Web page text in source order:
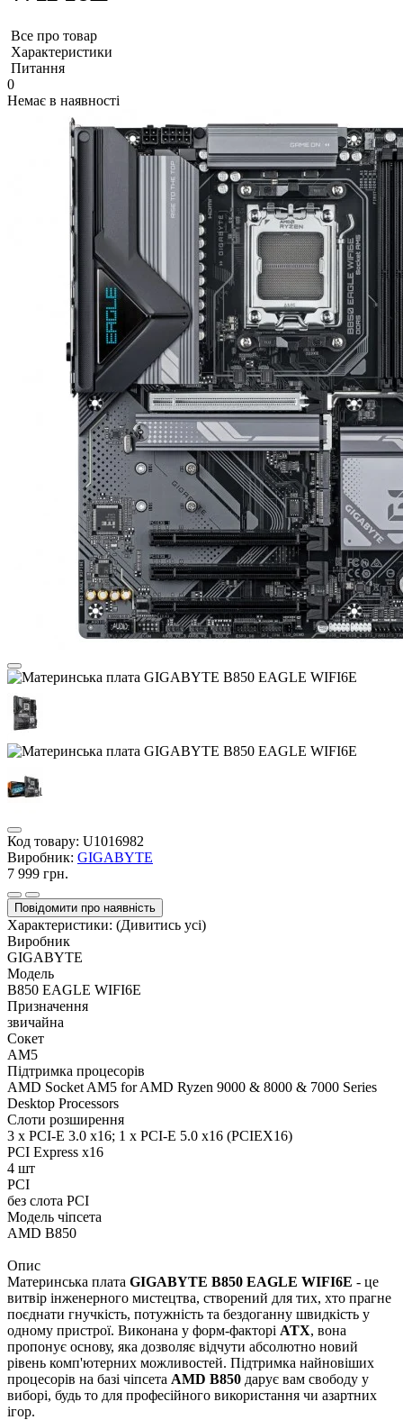
Все про товар
Характеристики
Питання
0
Немає в наявності
Код товару: U1016982
Виробник: GIGABYTE
7 999 грн.
Повідомити про наявність
Характеристики: (Дивитись усі)
Виробник
GIGABYTE
Модель
B850 EAGLE WIFI6E
Призначення
звичайна
Сокет
AM5
Підтримка процесорів
AMD Socket AM5 for AMD Ryzen 9000 & 8000 & 7000 Series
Desktop Processors
Слоти розширення
3 x PCI-E 3.0 x16; 1 x PCI-E 5.0 x16 (PCIEX16)
PCI Express x16
4 шт
PCI
без слота PCI
Модель чіпсета
AMD B850
Опис
Материнська плата GIGABYTE B850 EAGLE WIFI6E - це
витвір інженерного мистецтва, створений для тих, хто прагне
поєднати гнучкість, потужність та бездоганну швидкість у
одному пристрої. Виконана у форм-факторі ATX, вона
пропонує основу, яка дозволяє відчути абсолютно новий
рівень комп'ютерних можливостей. Підтримка найновіших
процесорів на базі чіпсета AMD B850 дарує вам свободу у
виборі, будь то для професійного використання чи азартних
ігор.